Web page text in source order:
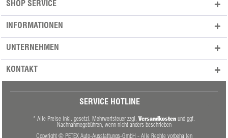
SHOP SERVICE
INFORMATIONEN
UNTERNEHMEN
KONTAKT
SERVICE HOTLINE
* Alle Preise inkl. gesetzl. Mehrwertsteuer zzgl. Versandkosten und ggf.
Nachnahmegebühren, wenn nicht anders beschrieben
Copyright © PETEX Auto-Ausstattungs-GmbH - Alle Rechte vorbehalten